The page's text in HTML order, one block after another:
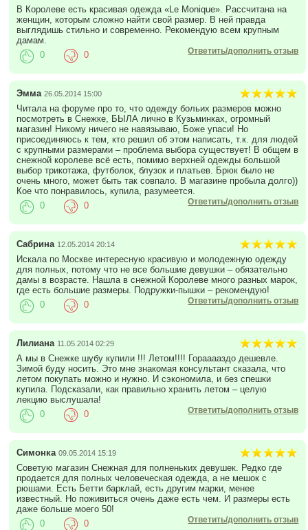
В Королеве есть красивая одежда «Le Monique». Рассчитана на
женщин, которым сложно найти свой размер. В ней правда
выглядишь стильно и современно. Рекомендую всем крупным
дамам.
Ответить/дополнить отзыв
0 0
Эмма 26.05.2014 15:00
Читала на форуме про то, что одежду больих размеров можно
посмотреть в Снежке, БЫЛА лично в Кузьминках, огромный
магазин! Никому ничего не навязываю, Боже упаси! Но
присоединяюсь к тем, кто решил об этом написать, т.к. для людей
с крупными размерами – проблема выбора существует! В общем в
снежной королеве всё есть, помимо верхней одежды большой
выбор трикотажа, футболок, блузок и платьев. Брюк было не
очень много, может быть так совпало. В магазине пробыла долго))
Кое что понравилось, купила, разумеется.
Ответить/дополнить отзыв
0 0
Сабрина 12.05.2014 20:14
Искала по Москве интересную красивую и молодежную одежду
для полных, потому что не все большие девушки – обязательно
дамы в возрасте. Нашла в снежной Королеве много разных марок,
где есть большие размеры. Подружки-пышки – рекомендую!
Ответить/дополнить отзыв
0 0
Лилиана 11.05.2014 02:29
А мы в Снежке шубу купили !!! Летом!!!! Горааааздо дешевле.
Зимой буду носить. Это мне знакомая консультант сказала, что
летом покупать можно и нужно. И сэкономила, и без спешки
купила. Подсказали, как правильно хранить летом – целую
лекцию выслушала!
Ответить/дополнить отзыв
0 0
Симонка 09.05.2014 15:19
Советую магазин Снежная для полненьких девушек. Редко где
продается для полных человеческая одежда, а не мешок с
рюшами. Есть Бетти барклай, есть другим марки, менее
известный. Но поживиться очень даже есть чем. И размеры есть
даже больше моего 50!
Ответить/дополнить отзыв
0 0